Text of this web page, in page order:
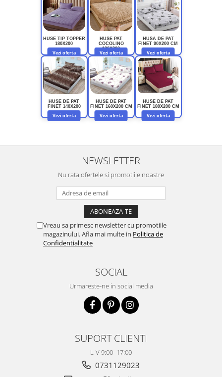
HUSE TIP TOPPER
180X200
Vezi oferta
HUSE PAT
COCOLINO
180X200
Vezi oferta
HUSA DE PAT
FINET 90X200 CM
Vezi oferta
HUSE DE PAT
FINET 140X200
Vezi oferta
HUSE DE PAT
FINET 160X200 CM
Vezi oferta
HUSE DE PAT
FINET 180X200 CM
Vezi oferta
NEWSLETTER
Nu rata ofertele si promotiile noastre
Vreau sa primesc newsletter cu promotiile
magazinului. Afla mai multe in Politica de
Confidentialitate
SOCIAL
Urmareste-ne in social media
SUPORT CLIENTI
L-V 9:00 -17:00
0731129023